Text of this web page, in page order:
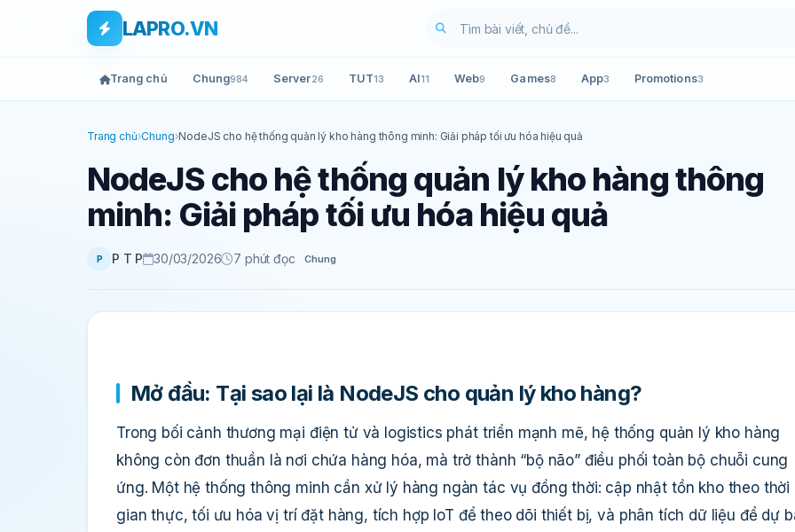
Skip to main content
Bỏ qua tới nội dung
LAPRO.VN
Trang chủ Chung984 Server26 TUT13 AI11 Web9 Games8 App3 Promotions3
Trang chủ›Chung›NodeJS cho hệ thống quản lý kho hàng thông minh: Giải pháp tối ưu hóa hiệu quả
NodeJS cho hệ thống quản lý kho hàng thông
minh: Giải pháp tối ưu hóa hiệu quả
P P T P 30/03/2026 7 phút đọc Chung
Mở đầu: Tại sao lại là NodeJS cho quản lý kho hàng?
Trong bối cảnh thương mại điện tử và logistics phát triển mạnh mẽ, hệ thống quản lý kho hàng
không còn đơn thuần là nơi chứa hàng hóa, mà trở thành “bộ não” điều phối toàn bộ chuỗi cung
ứng. Một hệ thống thông minh cần xử lý hàng ngàn tác vụ đồng thời: cập nhật tồn kho theo thời
gian thực, tối ưu hóa vị trí đặt hàng, tích hợp IoT để theo dõi thiết bị, và phân tích dữ liệu để dự